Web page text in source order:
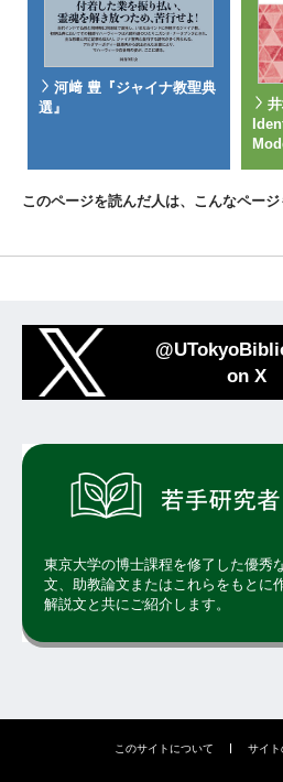
河﨑 豊『ジャイナ教聖典
選』
このページを読んだ人は、こんなペー
on X
東京大学の博士課程を修了した優秀
文、助教論文またはこれらをもとに
解説文と共にご紹介します。
このサイトについて サイト